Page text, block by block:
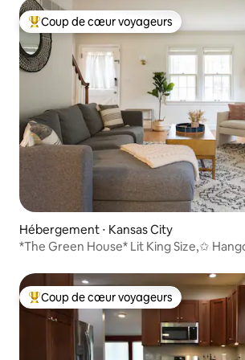
Coups de cœur voyageurs les plus
Coup de cœur voyageurs
Hébergement ⋅ Kansas City
*The Green House* Lit King Size,✩
Coups de cœur voyageurs les plus
Coup de cœur voyageurs